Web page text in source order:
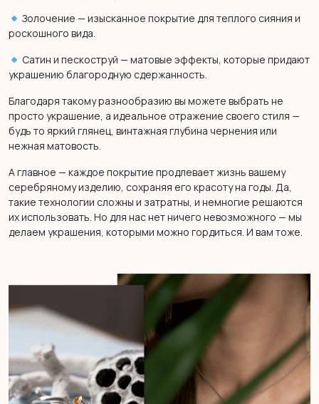
Золочение — изысканное покрытие для теплого сияния и
роскошного вида.
Сатин и пескоструй — матовые эффекты, которые придают
украшению благородную сдержанность.
Благодаря такому разнообразию вы можете выбрать не
просто украшение, а идеальное отражение своего стиля —
будь то яркий глянец, винтажная глубина чернения или
нежная матовость.
А главное — каждое покрытие продлевает жизнь вашему
серебряному изделию, сохраняя его красоту на годы. Да,
такие технологии сложны и затратны, и немногие решаются
их использовать. Но для нас нет ничего невозможного — мы
делаем украшения, которыми можно гордиться. И вам тоже.